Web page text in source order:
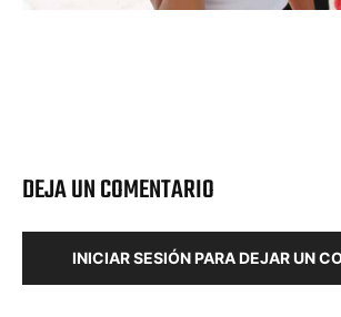
DEJA UN COMENTARIO
INICIAR SESIÓN PARA DEJAR UN